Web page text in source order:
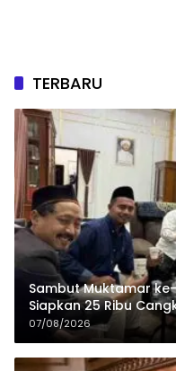
TERBARU
Sambut Muktamar
Siapkan 25 Ribu
07/08/2026